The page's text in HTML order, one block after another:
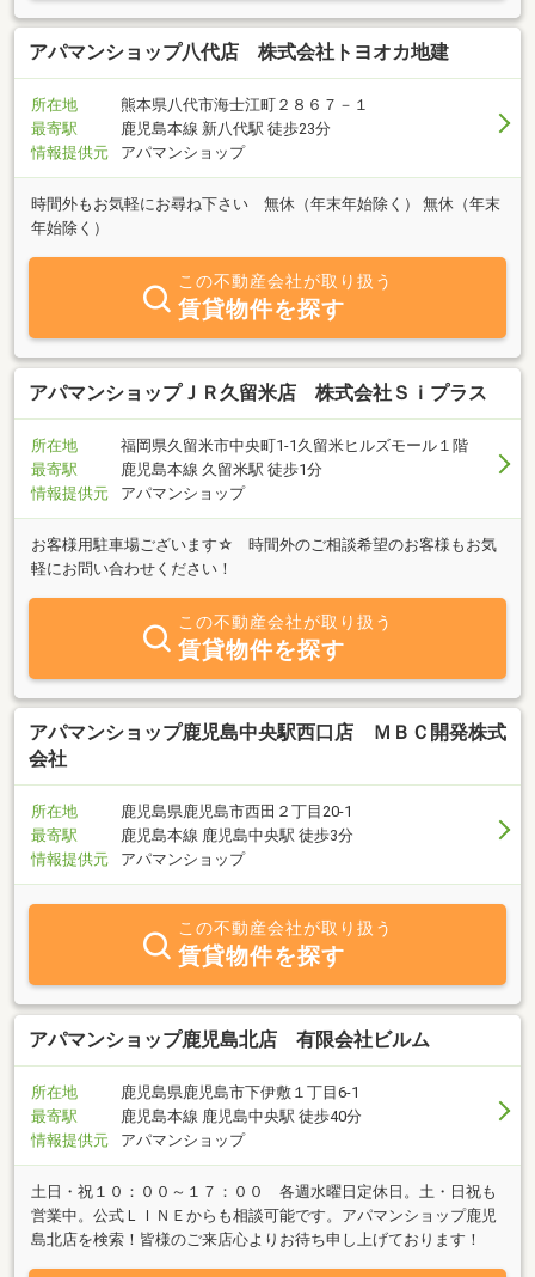
アパマンショップ八代店 株式会社トヨオカ地建
所在地
熊本県八代市海士江町２８６７－１
最寄駅
鹿児島本線 新八代駅 徒歩23分
情報提供元
アパマンショップ
時間外もお気軽にお尋ね下さい 無休（年末年始除く） 無休（年末
年始除く）
この不動産会社が取り扱う
賃貸物件を探す
アパマンショップＪＲ久留米店 株式会社Ｓｉプラス
所在地
福岡県久留米市中央町1-1久留米ヒルズモール１階
最寄駅
鹿児島本線 久留米駅 徒歩1分
情報提供元
アパマンショップ
お客様用駐車場ございます☆ 時間外のご相談希望のお客様もお気
軽にお問い合わせください！
この不動産会社が取り扱う
賃貸物件を探す
アパマンショップ鹿児島中央駅西口店 ＭＢＣ開発株式
会社
所在地
鹿児島県鹿児島市西田２丁目20-1
最寄駅
鹿児島本線 鹿児島中央駅 徒歩3分
情報提供元
アパマンショップ
この不動産会社が取り扱う
賃貸物件を探す
アパマンショップ鹿児島北店 有限会社ビルム
所在地
鹿児島県鹿児島市下伊敷１丁目6-1
最寄駅
鹿児島本線 鹿児島中央駅 徒歩40分
情報提供元
アパマンショップ
土日・祝１０：００～１７：００ 各週水曜日定休日。土・日祝も
営業中。公式ＬＩＮＥからも相談可能です。アパマンショップ鹿児
島北店を検索！皆様のご来店心よりお待ち申し上げております！